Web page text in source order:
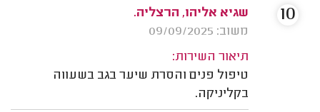
שגיא אליהו, הרצליה.
משוב: 09/09/2025
תיאור השירות:
טיפול פנים והסרת שיער בגב בשעווה
בקליניקה.
10